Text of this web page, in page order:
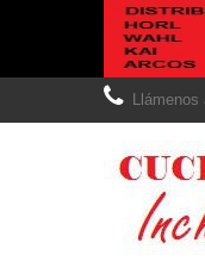
Llámenos